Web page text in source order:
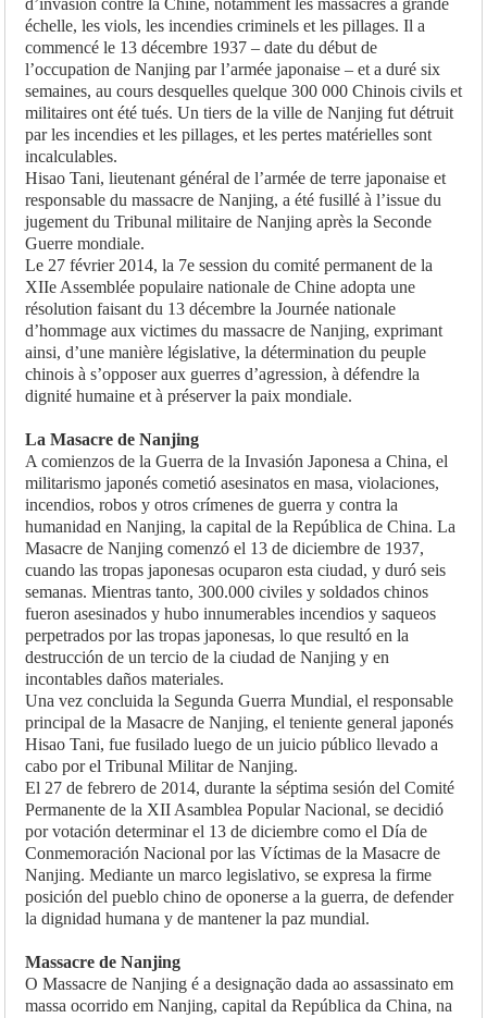
d’invasion contre la Chine, notamment les massacres à grande
échelle, les viols, les incendies criminels et les pillages. Il a
commencé le 13 décembre 1937 – date du début de
l’occupation de Nanjing par l’armée japonaise – et a duré six
semaines, au cours desquelles quelque 300 000 Chinois civils et
militaires ont été tués. Un tiers de la ville de Nanjing fut détruit
par les incendies et les pillages, et les pertes matérielles sont
incalculables.
Hisao Tani, lieutenant général de l’armée de terre japonaise et
responsable du massacre de Nanjing, a été fusillé à l’issue du
jugement du Tribunal militaire de Nanjing après la Seconde
Guerre mondiale.
Le 27 février 2014, la 7e session du comité permanent de la
XIIe Assemblée populaire nationale de Chine adopta une
résolution faisant du 13 décembre la Journée nationale
d’hommage aux victimes du massacre de Nanjing, exprimant
ainsi, d’une manière législative, la détermination du peuple
chinois à s’opposer aux guerres d’agression, à défendre la
dignité humaine et à préserver la paix mondiale.
La Masacre de Nanjing
A comienzos de la Guerra de la Invasión Japonesa a China, el
militarismo japonés cometió asesinatos en masa, violaciones,
incendios, robos y otros crímenes de guerra y contra la
humanidad en Nanjing, la capital de la República de China. La
Masacre de Nanjing comenzó el 13 de diciembre de 1937,
cuando las tropas japonesas ocuparon esta ciudad, y duró seis
semanas. Mientras tanto, 300.000 civiles y soldados chinos
fueron asesinados y hubo innumerables incendios y saqueos
perpetrados por las tropas japonesas, lo que resultó en la
destrucción de un tercio de la ciudad de Nanjing y en
incontables daños materiales.
Una vez concluida la Segunda Guerra Mundial, el responsable
principal de la Masacre de Nanjing, el teniente general japonés
Hisao Tani, fue fusilado luego de un juicio público llevado a
cabo por el Tribunal Militar de Nanjing.
El 27 de febrero de 2014, durante la séptima sesión del Comité
Permanente de la XII Asamblea Popular Nacional, se decidió
por votación determinar el 13 de diciembre como el Día de
Conmemoración Nacional por las Víctimas de la Masacre de
Nanjing. Mediante un marco legislativo, se expresa la firme
posición del pueblo chino de oponerse a la guerra, de defender
la dignidad humana y de mantener la paz mundial.
Massacre de Nanjing
O Massacre de Nanjing é a designação dada ao assassinato em
massa ocorrido em Nanjing, capital da República da China, na